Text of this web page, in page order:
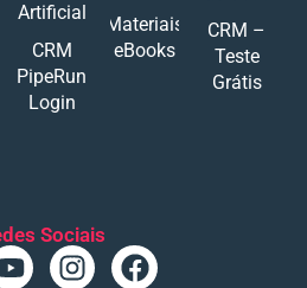
Artificial
CRM
PipeRun
Login
Materiais
eBooks
CRM –
Teste
Grátis
Sociais